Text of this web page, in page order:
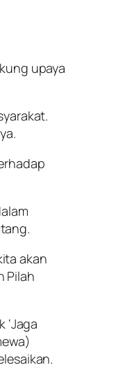
upaya
akan
Pilah